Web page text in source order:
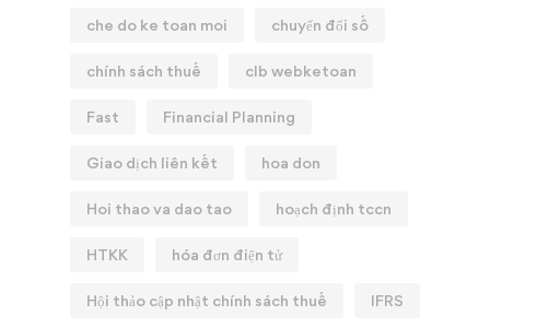
che do ke toan moi chuyển đổi số
chính sách thuế clb webketoan
Fast Financial Planning
Giao dịch liên kết hoa don
Hoi thao va dao tao hoạch định tccn
HTKK hóa đơn điện tử
Hội thảo cập nhật chính sách thuế IFRS